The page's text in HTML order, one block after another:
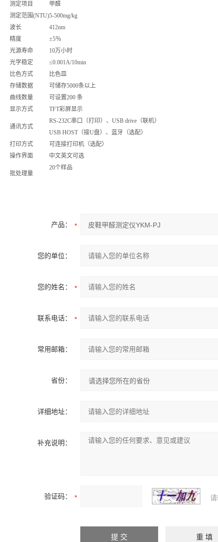
测定项目
甲醛
测定范围(NTU)5-500mg/kg
波长
412nm
精度
±5％
光源寿命
10万小时
光学稳定
≤0.001A/10min
比色方式
比色皿
存储数据
可储存5000条以上
曲线数量
可设置200 条
显示方式
TFT彩屏显示
通讯方式
RS-232C串口（打印）、USB drive（联机）
USB HOST（接U盘）、蓝牙（选配）
打印方式
可连接打印机（选配）
操作界面
中文英文可选
批处理量
20个样品
产品：
您的单位：
您的姓名：
联系电话：
常用邮箱：
省份：
详细地址：
补充说明：
验证码：